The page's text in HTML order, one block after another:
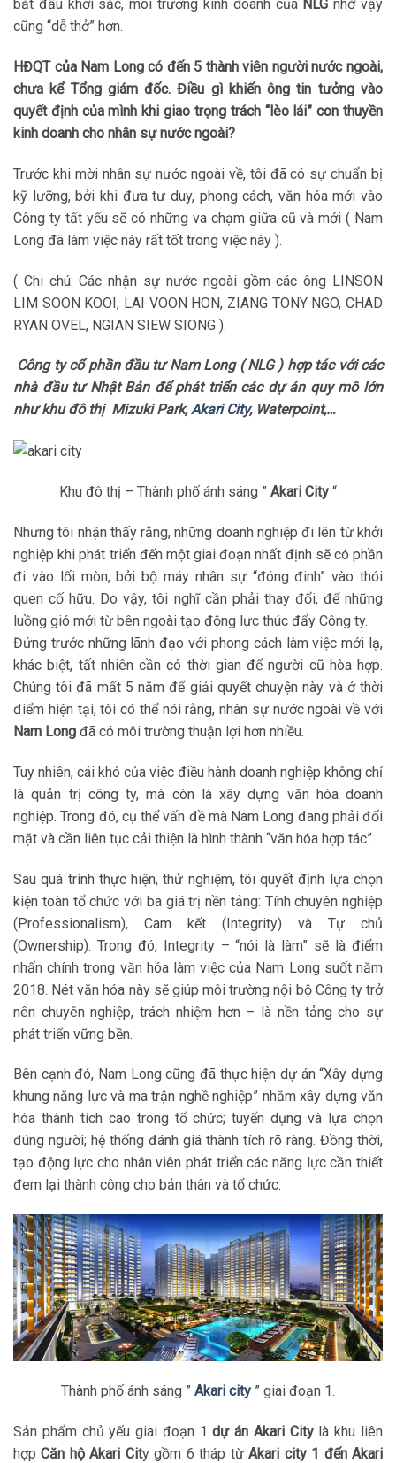
bắt đầu khởi sắc, môi trường kinh doanh của NLG nhờ vậy
cũng “dễ thở” hơn.
HĐQT của Nam Long có đến 5 thành viên người nước ngoài,
chưa kể Tổng giám đốc. Điều gì khiến ông tin tưởng vào
quyết định của mình khi giao trọng trách “lèo lái” con thuyền
kinh doanh cho nhân sự nước ngoài?
Trước khi mời nhân sự nước ngoài về, tôi đã có sự chuẩn bị
kỹ lưỡng, bởi khi đưa tư duy, phong cách, văn hóa mới vào
Công ty tất yếu sẽ có những va chạm giữa cũ và mới ( Nam
Long đã làm việc này rất tốt trong việc này ).
( Chi chú: Các nhận sự nước ngoài gồm các ông LINSON
LIM SOON KOOI, LAI VOON HON, ZIANG TONY NGO, CHAD
RYAN OVEL, NGIAN SIEW SIONG ).
Công ty cổ phần đầu tư Nam Long ( NLG ) hợp tác với các
nhà đầu tư Nhật Bản để phát triển các dự án quy mô lớn
như khu đô thị Mizuki Park,Akari City, Waterpoint,…
Khu đô thị – Thành phố ánh sáng ” Akari City “
Nhưng tôi nhận thấy rằng, những doanh nghiệp đi lên từ khởi
nghiệp khi phát triển đến một giai đoạn nhất định sẽ có phần
đi vào lối mòn, bởi bộ máy nhân sự “đóng đinh” vào thói
quen cố hữu. Do vậy, tôi nghĩ cần phải thay đổi, để những
luồng gió mới từ bên ngoài tạo động lực thúc đẩy Công ty.
Đứng trước những lãnh đạo với phong cách làm việc mới lạ,
khác biệt, tất nhiên cần có thời gian để người cũ hòa hợp.
Chúng tôi đã mất 5 năm để giải quyết chuyện này và ở thời
điểm hiện tại, tôi có thể nói rằng, nhân sự nước ngoài về với
Nam Long đã có môi trường thuận lợi hơn nhiều.
Tuy nhiên, cái khó của việc điều hành doanh nghiệp không chỉ
là quản trị công ty, mà còn là xây dựng văn hóa doanh
nghiệp. Trong đó, cụ thể vấn đề mà Nam Long đang phải đối
mặt và cần liên tục cải thiện là hình thành “văn hóa hợp tác”.
Sau quá trình thực hiện, thử nghiệm, tôi quyết định lựa chọn
kiện toàn tổ chức với ba giá trị nền tảng: Tính chuyên nghiệp
(Professionalism), Cam kết (Integrity) và Tự chủ
(Ownership). Trong đó, Integrity – “nói là làm” sẽ là điểm
nhấn chính trong văn hóa làm việc của Nam Long suốt năm
2018. Nét văn hóa này sẽ giúp môi trường nội bộ Công ty trở
nên chuyên nghiệp, trách nhiệm hơn – là nền tảng cho sự
phát triển vững bền.
Bên cạnh đó, Nam Long cũng đã thực hiện dự án “Xây dựng
khung năng lực và ma trận nghề nghiệp” nhằm xây dựng văn
hóa thành tích cao trong tổ chức; tuyển dụng và lựa chọn
đúng người; hệ thống đánh giá thành tích rõ ràng. Đồng thời,
tạo động lực cho nhân viên phát triển các năng lực cần thiết
đem lại thành công cho bản thân và tổ chức.
Thành phố ánh sáng ” Akari city ” giai đoạn 1.
Sản phẩm chủ yếu giai đoạn 1dự án Akari Citylà khu liên
hợpCăn hộ Akari City gồm 6 tháp từAkari city 1 đến Akari